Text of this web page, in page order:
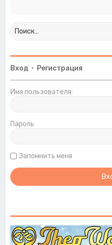
Вход • Регистрация
Имя пользователя:
Пароль:
Запомнить меня